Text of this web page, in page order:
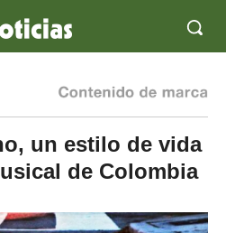
un estilo de vida
de Colombia